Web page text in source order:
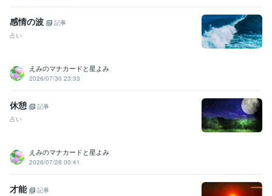
感情の波
記事
占い
えみのマナカードと星よみ
2026/07/30 23:33
休憩
記事
占い
えみのマナカードと星よみ
2026/07/28 00:41
才能
記事